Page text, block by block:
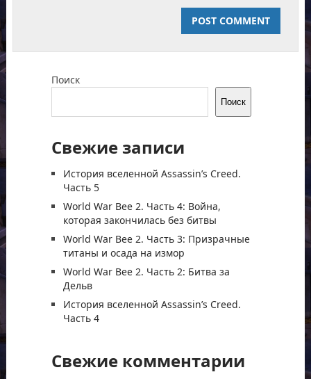
Поиск
Поиск
Свежие записи
История вселенной Assassin’s Creed.
Часть 5
World War Bee 2. Часть 4: Война,
которая закончилась без битвы
World War Bee 2. Часть 3: Призрачные
титаны и осада на измор
World War Bee 2. Часть 2: Битва за
Дельв
История вселенной Assassin’s Creed.
Часть 4
Свежие комментарии